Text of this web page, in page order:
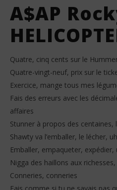
A$AP
Quatre, cinq cents sur le
Quatre-vingt-neuf, prix sur le
Exercice, mange tous mes
Fais des erreurs avec les
affaires
Stunner à propos des
Shawty va l’emballer, le lécher, uh
Emballer, empaqueter, expédier,
Nigga des haillons aux richesses,
Conneries, conneries